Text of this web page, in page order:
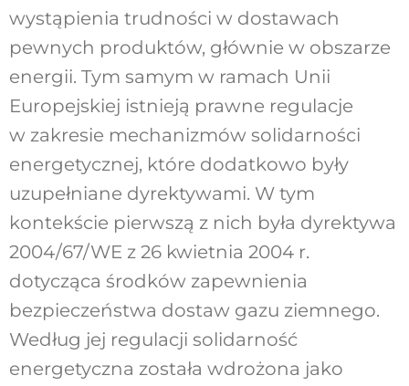
wystąpienia trudności w dostawach
pewnych produktów, głównie w obszarze
energii. Tym samym w ramach Unii
Europejskiej istnieją prawne regulacje
w zakresie mechanizmów solidarności
energetycznej, które dodatkowo były
uzupełniane dyrektywami. W tym
kontekście pierwszą z nich była dyrektywa
2004/67/WE z 26 kwietnia 2004 r.
dotycząca środków zapewnienia
bezpieczeństwa dostaw gazu ziemnego.
Według jej regulacji solidarność
energetyczna została wdrożona jako